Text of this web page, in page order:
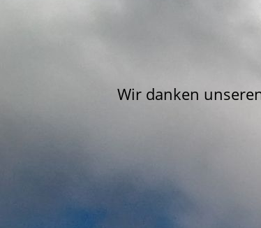
Wir danken